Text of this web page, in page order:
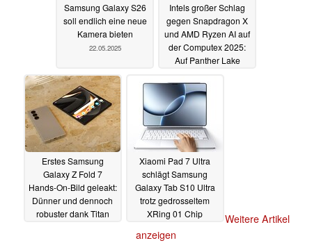
Samsung Galaxy S26
soll endlich eine neue
Kamera bieten
22.05.2025
Intels großer Schlag
gegen Snapdragon X
und AMD Ryzen AI auf
der Computex 2025:
Auf Panther Lake
Erstes Samsung
Galaxy Z Fold 7
Hands-On-Bild geleakt:
Dünner und dennoch
robuster dank Titan
Xiaomi Pad 7 Ultra
schlägt Samsung
Galaxy Tab S10 Ultra
trotz gedrosseltem
XRing 01 Chip
Weitere Artikel
anzeigen